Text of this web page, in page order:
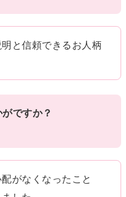
と信頼できるお人柄
ですか？
がなくなったこと